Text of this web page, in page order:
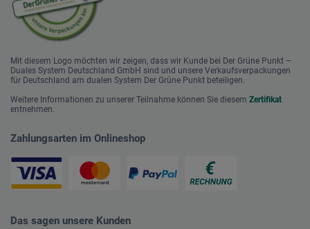
Mit diesem Logo möchten wir zeigen, dass wir Kunde bei Der Grüne Punkt –
Duales System Deutschland GmbH sind und unsere Verkaufsverpackungen
für Deutschland am dualen System Der Grüne Punkt beteiligen.
Weitere Informationen zu unserer Teilnahme können Sie diesem Zertifikat
entnehmen.
Zahlungsarten im Onlineshop
Das sagen unsere Kunden